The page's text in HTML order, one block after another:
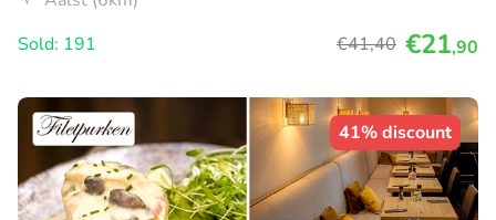
Sold: 191
€41,40 €21,90
41% discount